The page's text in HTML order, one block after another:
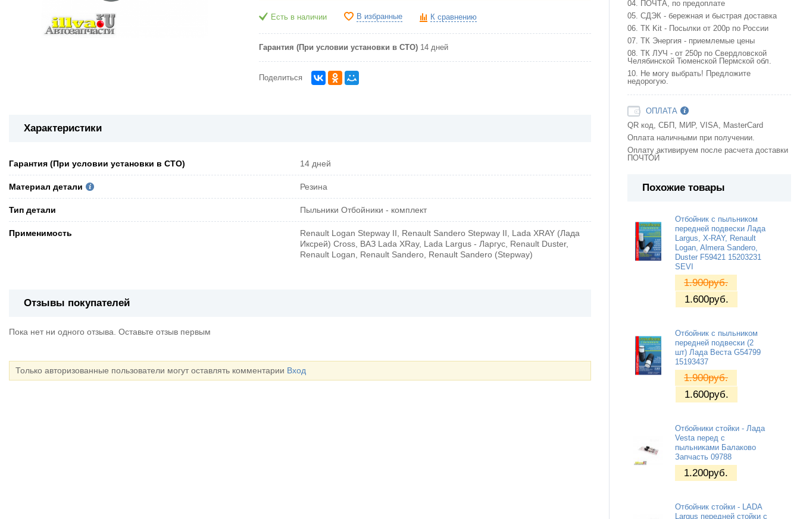
Есть в наличии В избранные К сравнению
Гарантия (При условии установки в СТО) 14 дней
Поделиться
Характеристики
Гарантия (При условии установки в СТО) 14 дней
Материал детали Резина
Тип детали Пыльники Отбойники - комплект
Применимость
Renault Logan Stepway II, Renault Sandero Stepway II, Lada XRAY (Лада
Иксрей) Cross, ВАЗ Lada XRay, Lada Largus - Ларгус, Renault Duster,
Renault Logan, Renault Sandero, Renault Sandero (Stepway)
Отзывы покупателей
Пока нет ни одного отзыва. Оставьте отзыв первым
Только авторизованные пользователи могут оставлять комментарии Вход
04. ПОЧТА, по предоплате
05. СДЭК - бережная и быстрая доставка
06. ТК Kit - Посылки от 200р по России
07. ТК Энергия - приемлемые цены
08. ТК ЛУЧ - от 250р по Свердловской
Челябинской Тюменской Пермской обл.
10. Не могу выбрать! Предложите
недорогую.
ОПЛАТА
QR код, СБП, МИР, VISA, MasterCard
Оплата наличными при получении.
Оплату активируем после расчета доставки
ПОЧТОЙ
Похожие товары
Отбойник с пыльником
передней подвески Лада
Largus, X-RAY, Renault
Logan, Almera Sandero,
Duster F59421 15203231
SEVI
1.900руб.
1.600руб.
Отбойник с пыльником
передней подвески (2
шт) Лада Веста G54799
15193437
1.900руб.
1.600руб.
Отбойники стойки - Лада
Vesta перед с
пыльниками Балаково
Запчасть 09788
1.200руб.
Отбойник стойки - LADA
Largus передней стойки с